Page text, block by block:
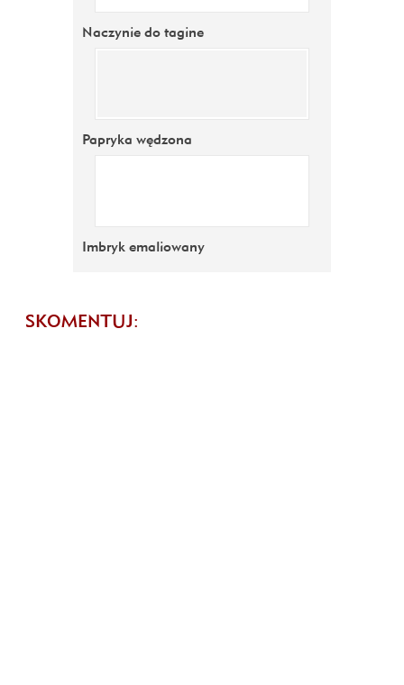
Naczynie do tagine
Papryka wędzona
Imbryk emaliowany
SKOMENTUJ: